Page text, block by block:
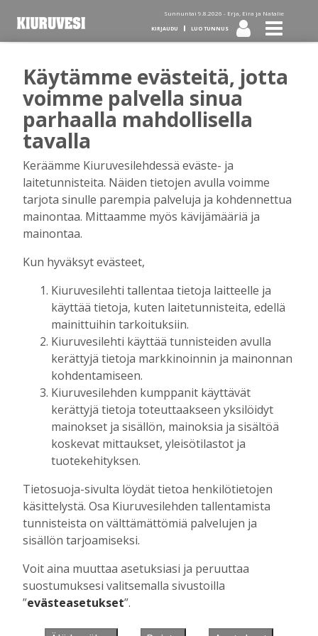
Sunnuntai 9.8.2026 - Erja, Eira ja Natalie
KIRJAUDU LUO TUNNUS
Tilaa Kiuruvesi-lehti diginä
tai kotiinkannettuna!
Kirjaudu
Sähköposti
Salasana
Muista minut
Unohtuiko salasana?
se tästä.
Käyntiosoite :
Kiuruvesi Lehti oy
Niemistenkatu 4
Kiuruvesi
Käytämme evästeitä, jotta
voimme palvella sinua
parhaalla mahdollisella
tavalla
Keräämme Kiuruvesilehdessä eväste- ja
laitetunnisteita. Näiden tietojen avulla voimme
tarjota sinulle parempia palveluja ja kohdennettua
mainontaa. Mittaamme myös kävijämääriä ja
mainontaa.
Kun hyväksyt evästeet,
Kiuruvesilehti tallentaa tietoja laitteelle ja
käyttää tietoja, kuten laitetunnisteita, edellä
mainittuihin tarkoituksiin.
Kiuruvesilehti käyttää tunnisteiden avulla
kerättyjä tietoja markkinoinnin ja mainonnan
kohdentamiseen.
Kiuruvesilehden kumppanit käyttävät
kerättyjä tietoja toteuttaakseen yksilöidyt
mainokset ja sisällön, mainoksia ja sisältöä
koskevat mittaukset, yleisötilastot ja
tuotekehityksen.
Tietosuoja-sivulta löydät tietoa henkilötietojen
käsittelystä. Osa Kiuruvesilehden tallentamista
tunnisteista on välttämättömiä palvelujen ja
sisällön tarjoamiseksi.
Voit aina muuttaa asetuksiasi ja peruuttaa
suostumuksesi valitsemalla sivustoilla
”evästeasetukset”.